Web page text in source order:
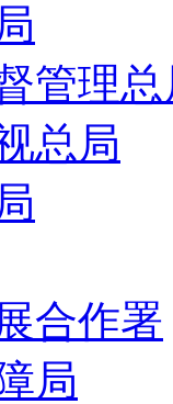
管理
总局
合作署
局